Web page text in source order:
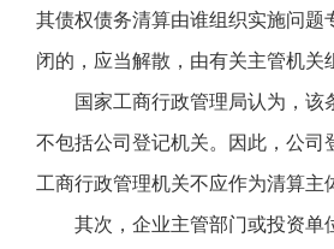
其债权债务清算由谁组织实施问
闭的，应当解散，由有关主管机
国家工商行政管理局认为，
不包括公司登记机关。因此，公
工商行政管理机关不应作为清算
其次，企业主管部门或投资